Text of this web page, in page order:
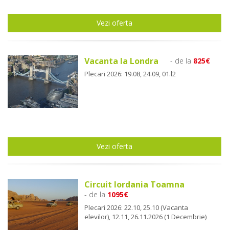
Vezi oferta
Vacanta la Londra - de la 825€
Plecari 2026: 19.08, 24.09, 01.l2
Vezi oferta
Circuit Iordania Toamna
- de la 1095€
Plecari 2026: 22.10, 25.10 (Vacanta
elevilor), 12.11, 26.11.2026 (1 Decembrie)